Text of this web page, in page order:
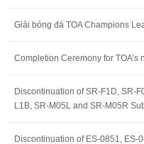
Giải bóng đá TOA Champions
Completion Ceremony for TOA’s
Discontinuation of SR-F1D, SR-
L1B, SR-M05L and SR-M05R
Discontinuation of ES-0851, ES-